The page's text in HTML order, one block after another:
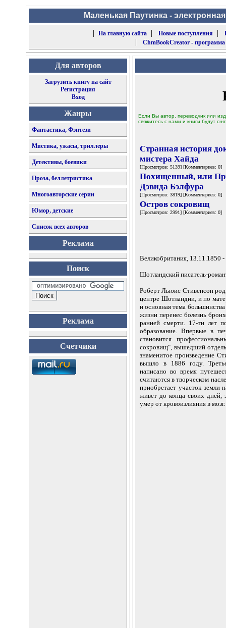
Маленькая Паутинка -
|
На главную сайта| Новые поступления |
| ChmBookCreator -
Для авторов
Загрузить книгу на сайт
Регистрация
Вход
Жанры
Фантастика, Фэнтези
Мистика, ужасы, триллеры
Детективы, боевики
Проза, беллетристика
Многоавторские серии
Юмор, детские
Список всех авторов
Реклама
Поиск
Реклама
Счетчики
Если Вы автор, переводчик или
свяжитесь с нами и книги будут
Странная история
мистера Хайда
[Просмотров: 5139] [Комментариев: 0]
Похищенный, или
Дэвида Бэлфура
[Просмотров: 3819] [Комментариев: 0]
Остров сокровищ
[Просмотров: 2991] [Комментариев: 0]
Великобритания, 13.11.1850
Шотландский писатель-
Роберт Льюис Стивенсон
центре Шотландии, и по
и основная тема
жизни перенес болезнь
ранней смерти. 17-ти лет
образование. Впервые в
становится
сокровищ", вышедший
знаменитое произведение
вышло в 1886 году. Третье
написано во время
считаются в творческом
приобретает участок земли
живет до конца своих дней,
умер от кровоизлияния в мозг.